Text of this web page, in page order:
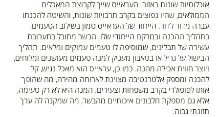
אוכלוסיות שונות באזור. העראייס שייך לקבוצת המאכלים
הממולאים, שהיו נפוצים בקרב תרבויות שונות, והשיטה להכנתו
עברה מדור לדור. הייחוד של העראייס טמון בשילוב הטעמים,
בתהליך ההכנה ובמרקם הייחודי שלו. הבשר מתובל בתערובת
עשירה של תבלינים, שמוסיפה לו טעמים עמוקים ומלאים. תהליך
הבישול על גריל או בטאבון מעניק למנה טעמים מעושנים ומלוחים,
ויוצר חווית אכילה מהנה. כמו כן, עראייס הוא מאכל נגיש, קל
להכנה ומספק אלטרנטיבה מצוינת לארוחה מהירה, מה שהופך
אותו לפופולרי בקרב משפחות וצעירים. המנה היא לא רק טעימה,
אלא גם מספקת חלבונים איכותיים מהבשר, מה שמקנה לה ערך
תזונתי גבוה.